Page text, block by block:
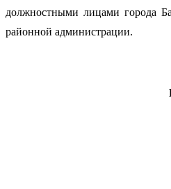
должностными лицами города
районной администрации.